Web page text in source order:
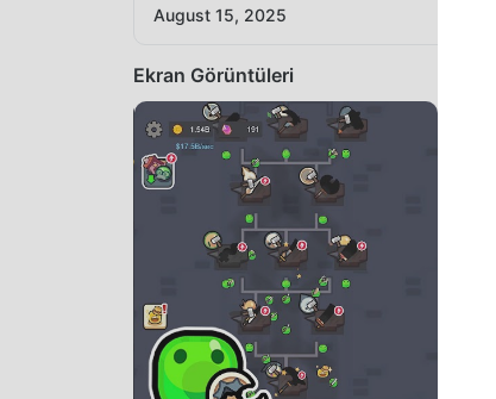
August 15, 2025
Ekran Görüntüleri